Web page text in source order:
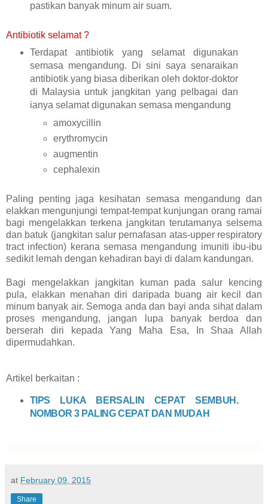
pastikan banyak minum air suam.
Antibiotik selamat ?
Terdapat antibiotik yang selamat digunakan
semasa mengandung. Di sini saya senaraikan
antibiotik yang biasa diberikan oleh doktor-doktor
di Malaysia untuk jangkitan yang pelbagai dan
ianya selamat digunakan semasa mengandung
amoxycillin
erythromycin
augmentin
cephalexin
Paling penting jaga kesihatan semasa mengandung dan
elakkan mengunjungi tempat-tempat kunjungan orang ramai
bagi mengelakkan terkena jangkitan terutamanya selsema
dan batuk (jangkitan salur pernafasan atas-upper respiratory
tract infection) kerana semasa mengandung imuniti ibu-ibu
sedikit lemah dengan kehadiran bayi di dalam kandungan.
Bagi mengelakkan jangkitan kuman pada salur kencing
pula, elakkan menahan diri daripada buang air kecil dan
minum banyak air. Semoga anda dan bayi anda sihat dalam
proses mengandung, jangan lupa banyak berdoa dan
berserah diri kepada Yang Maha Esa, In Shaa Allah
dipermudahkan.
Artikel berkaitan :
TIPS LUKA BERSALIN CEPAT SEMBUH.
NOMBOR 3 PALING CEPAT DAN MUDAH
at February 09, 2015
Share